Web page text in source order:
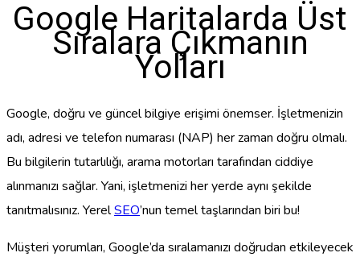
Google Haritalarda Üst
Sıralara Çıkmanın
Yolları
Google, doğru ve güncel bilgiye erişimi önemser. İşletmenizin
adı, adresi ve telefon numarası (NAP) her zaman doğru olmalı.
Bu bilgilerin tutarlılığı, arama motorları tarafından ciddiye
alınmanızı sağlar. Yani, işletmenizi her yerde aynı şekilde
tanıtmalısınız. YerelSEO’nun temel taşlarından biri bu!
Müşteri yorumları, Google’da sıralamanızı doğrudan etkileyecek